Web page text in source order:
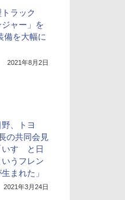
ラック
ジャー」を
備を大幅に
2021年8月2日
、トヨ
の共同会見
すゞと日
うフレン
まれた」
2021年3月24日